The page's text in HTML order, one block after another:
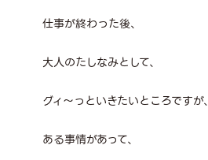
仕事が終わった後、
大人のたしなみとして、
グィ～っといきたいところですが、
ある事情があって、